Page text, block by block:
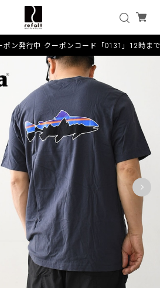
ン発行中 クーポンコード「0131」12時ま